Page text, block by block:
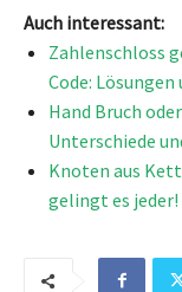
Auch interessant:
Zahlenschloss
Code: Lösungen
Hand Bruch
Unterschiede
Knoten aus
gelingt es jeder!